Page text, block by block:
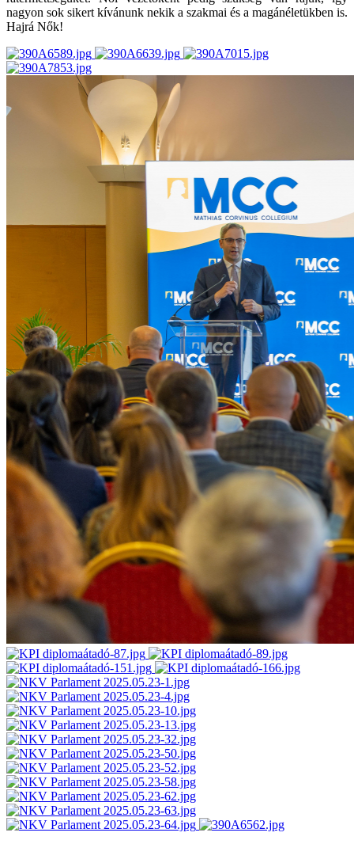
nagyon sok sikert kívánunk nekik a szakmai és a magánéletükben is.
Hajrá Nők!